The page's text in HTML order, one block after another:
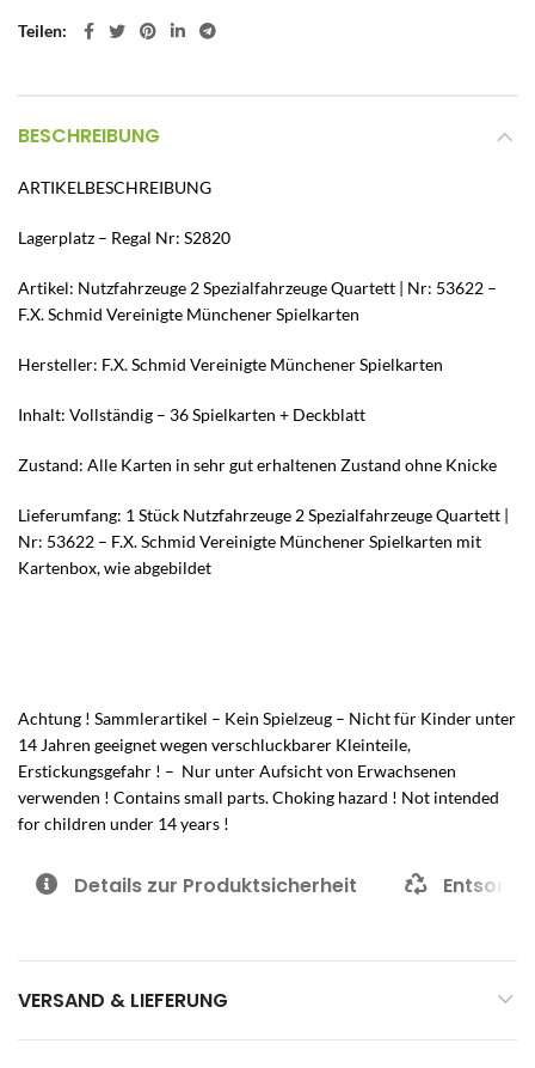
Teilen
BESCHREIBUNG
ARTIKELBESCHREIBUNG
Lagerplatz – Regal Nr: S2820
Artikel: Nutzfahrzeuge 2 Spezialfahrzeuge Quartett | Nr: 53622 –
F.X. Schmid Vereinigte Münchener Spielkarten
Hersteller: F.X. Schmid Vereinigte Münchener Spielkarten
Inhalt: Vollständig – 36 Spielkarten + Deckblatt
Zustand: Alle Karten in sehr gut erhaltenen Zustand ohne Knicke
Lieferumfang: 1 Stück Nutzfahrzeuge 2 Spezialfahrzeuge Quartett |
Nr: 53622 – F.X. Schmid Vereinigte Münchener Spielkarten mit
Kartenbox, wie abgebildet
Achtung ! Sammlerartikel – Kein Spielzeug – Nicht für Kinder unter
14 Jahren geeignet wegen verschluckbarer Kleinteile,
Erstickungsgefahr ! – Nur unter Aufsicht von Erwachsenen
verwenden ! Contains small parts. Choking hazard ! Not intended
for children under 14 years !
Details zur Produktsicherheit
VERSAND & LIEFERUNG